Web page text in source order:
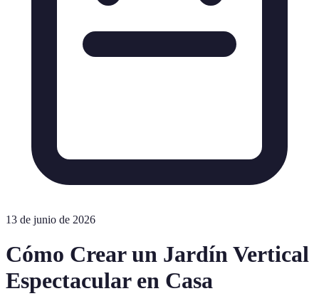
13 de junio de 2026
Cómo Crear un Jardín Vertical
Espectacular en Casa